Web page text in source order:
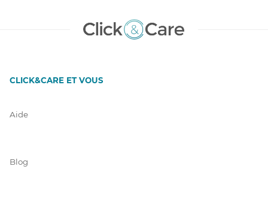
CLICK&CARE ET VOUS
Aide
Blog